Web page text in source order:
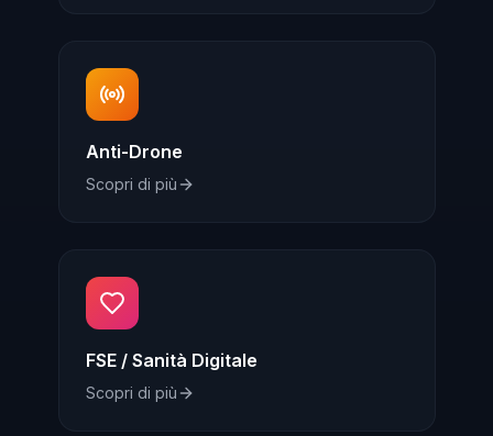
Anti-Drone
Scopri di più
FSE / Sanità Digitale
Scopri di più